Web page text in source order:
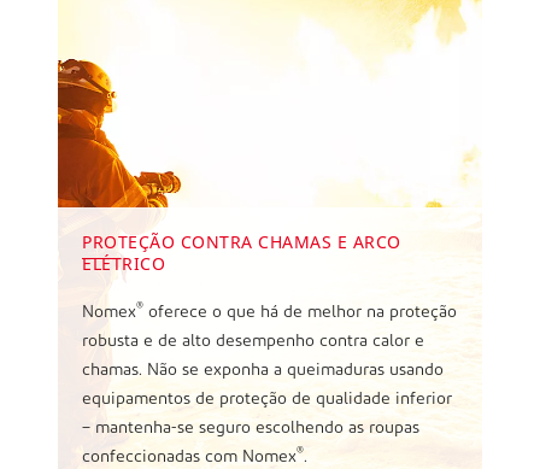
PROTEÇÃO CONTRA CHAMAS E ARCO
ELÉTRICO
Nomex® oferece o que há de melhor na proteção
robusta e de alto desempenho contra calor e
chamas. Não se exponha a queimaduras usando
equipamentos de proteção de qualidade inferior
– mantenha-se seguro escolhendo as roupas
confeccionadas com Nomex®.